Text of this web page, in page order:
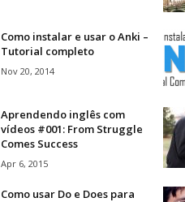
Como instalar e usar o Anki –
Tutorial completo
Nov 20, 2014
Aprendendo inglês com
vídeos #001: From Struggle
Comes Success
Apr 6, 2015
Como usar Do e Does para